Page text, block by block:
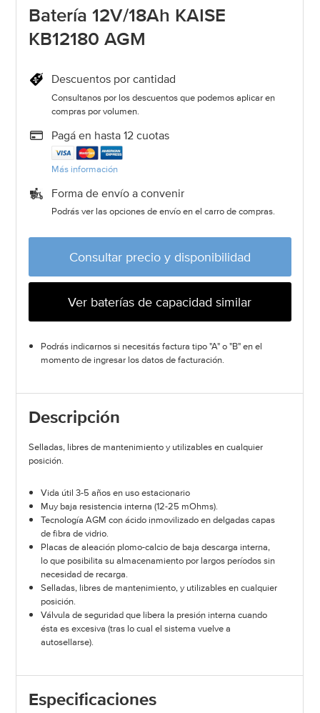
Batería 12V/18Ah KAISE
KB12180 AGM
Descuentos por cantidad
Consultanos por los descuentos que podemos aplicar en
compras por volumen.
Pagá en hasta 12 cuotas
Más información
Forma de envío a convenir
Podrás ver las opciones de envío en el carro de compras.
Consultar precio y disponibilidad
Ver baterías de capacidad similar
Podrás indicarnos si necesitás factura tipo "A" o "B" en el
momento de ingresar los datos de facturación.
Descripción
Selladas, libres de mantenimiento y utilizables en cualquier
posición.
Vida útil 3-5 años en uso estacionario
Muy baja resistencia interna (12-25 mOhms).
Tecnología AGM con ácido inmovilizado en delgadas capas
de fibra de vidrio.
Placas de aleación plomo-calcio de baja descarga interna,
lo que posibilita su almacenamiento por largos períodos sin
necesidad de recarga.
Selladas, libres de mantenimiento, y utilizables en cualquier
posición.
Válvula de seguridad que libera la presión interna cuando
ésta es excesiva (tras lo cual el sistema vuelve a
autosellarse).
Especificaciones